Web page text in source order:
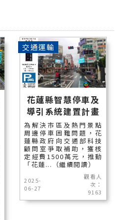
花蓮縣智慧停車及
導引系統建置計畫
為解決市區及熱門景點
周邊停車困難問題，花
蓮縣政府向交通部科技
顧問室爭取補助，獲核
定經費1500萬元，推動
「花蓮...（繼續閱讀）
2025-
06-27
觀看人
次：
9163
交通運輸